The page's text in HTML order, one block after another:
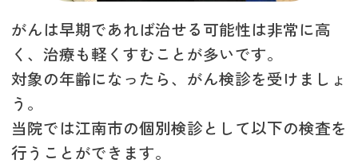
がんは早期であれば治せる可能性は非常に高
く、治療も軽くすむことが多いです。
対象の年齢になったら、がん検診を受けましょ
う。
当院では江南市の個別検診として以下の検査を
行うことができます。